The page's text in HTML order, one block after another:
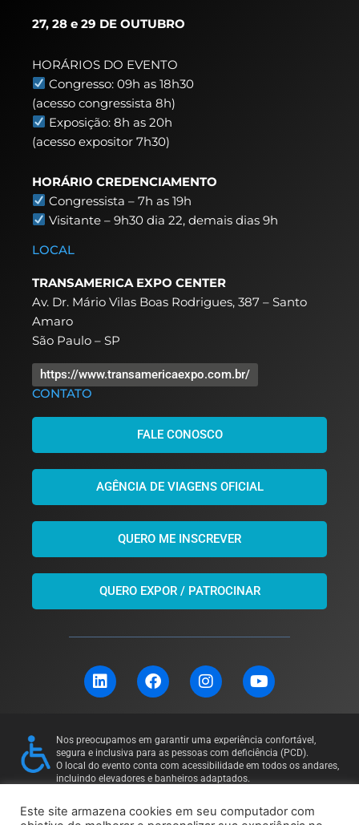
27, 28 e 29 DE OUTUBRO
HORÁRIOS DO EVENTO
Congresso: 09h as 18h30
(acesso congressista 8h)
Exposição: 8h as 20h
(acesso expositor 7h30)
HORÁRIO CREDENCIAMENTO
Congressista – 7h as 19h
Visitante – 9h30 dia 22,demais dias 9h
LOCAL
TRANSAMERICA EXPO CENTER
Av. Dr. Mário Vilas Boas Rodrigues, 387 – Santo
Amaro
São Paulo – SP
https://www.transamericaexpo.com.br/
CONTATO
FALE CONOSCO
AGÊNCIA DE VIAGENS OFICIAL
QUERO ME INSCREVER
QUERO EXPOR / PATROCINAR
L
i
e
d
i
n
F
a
b
o
o
k
I
n
a
g
r
a
Y
o
u
b
e
Nos preocupamos em garantir uma experiência confortável,
segura e inclusiva para as pessoas com deficiência (PCD).
O local do evento conta com acessibilidade em todos os andares,
incluindo elevadores e banheiros adaptados.
contato: 11 97169-5011
Este site armazena cookies em seu computador com